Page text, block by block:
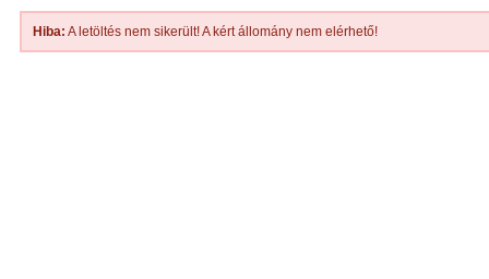
Hiba: A letöltés nem sikerült! A kért állomány nem elérhető!